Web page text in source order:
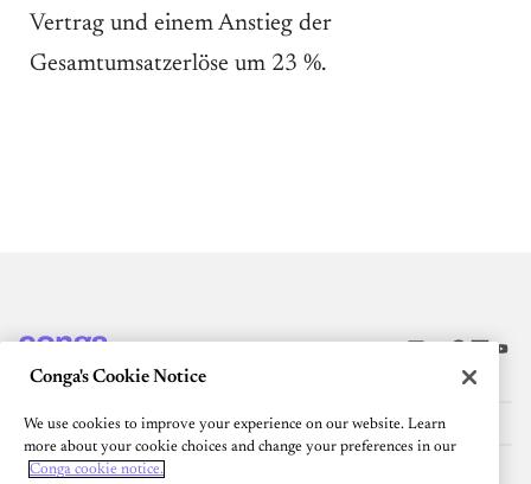
Vertrag und einem Anstieg der
Gesamtumsatzerlöse um 23 %.
PLATTFORM
RESSOURCEN
Community
Conga's Cookie Notice
We use cookies to improve your experience on our website. Learn
more about your cookie choices and change your preferences in our
Conga cookie notice.